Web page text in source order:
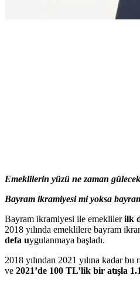
Emeklilerin yüzü ne zaman
Bayram ikramiyesi mi yoksa
Bayram ikramiyesi ile emekliler ilk
2018 yılında emeklilere bayram
defa uygulanmaya başladı.
2018 yılından 2021 yılına kadar
ve 2021’de 100 TL’lik bir atışla